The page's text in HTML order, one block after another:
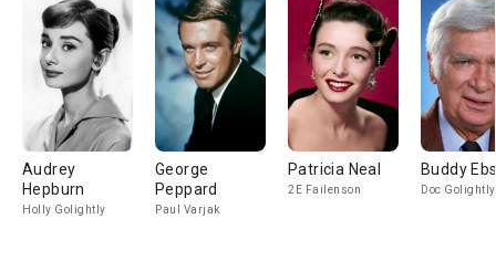
Audrey
Hepburn
Holly Golightly
George
Peppard
Paul Varjak
Patricia Neal
2E Failenson
Buddy
Doc Golightly